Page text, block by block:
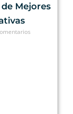
Mejores